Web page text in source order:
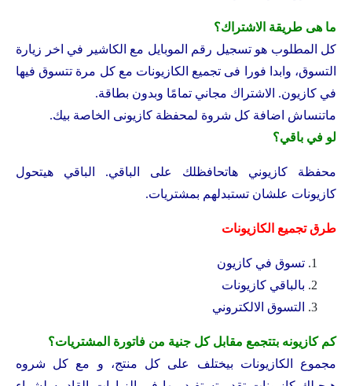
ما هى طريقة الاشتراك؟
كل المطلوب هو تسجيل رقم الموبايل مع الكاشير في اخر زيارة
التسوق، وابدا فورا فى تجميع الكازيونات مع كل مرة تتسوق فيها
في كازيون. الاشتراك مجاني تمامًا وبدون بطاقة.
ماتنساش اضافة كل شروة لمحفظة كازيونى الخاصة بيك.
لو في باقي؟
محفظة كازيوني هاتحافظلك على الباقي. الباقي هيتحول
كازيونات علشان تستبدلهم بمشتريات.
طرق تجميع الكازيونات
تسوق في كازيون
بالباقي كازيونات
التسوق الالكتروني
كم كازيونه بتتجمع مقابل كل جنية من فاتورة المشتريات؟
مجموع الكازيونات بيختلف على كل منتج، و مع كل شروه